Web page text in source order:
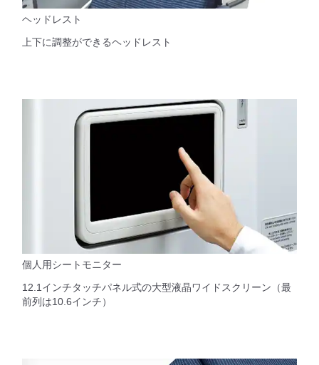
ヘッドレスト
上下に調整ができるヘッドレスト
個人用シートモニター
12.1インチタッチパネル式の大型液晶ワイドスクリーン（最
前列は10.6インチ）